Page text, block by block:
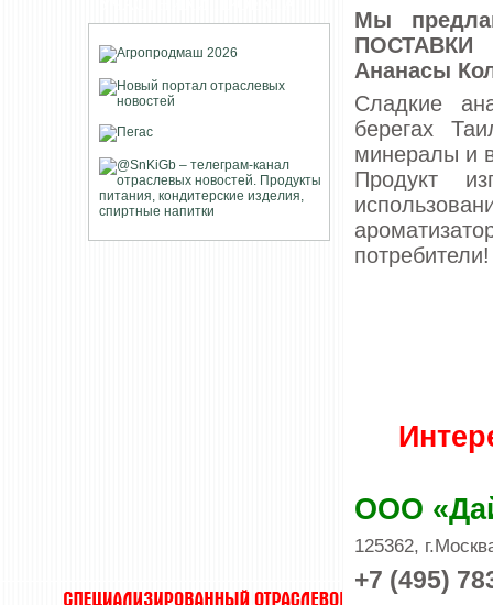
Мы
ПОСТАВКИ
Ананасы
Сладкие
берегах
минералы и
Продукт
потребители!
ООО
125362,
+7 (495)